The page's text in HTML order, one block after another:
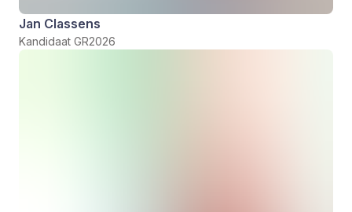
Jan Classens
Kandidaat GR2026